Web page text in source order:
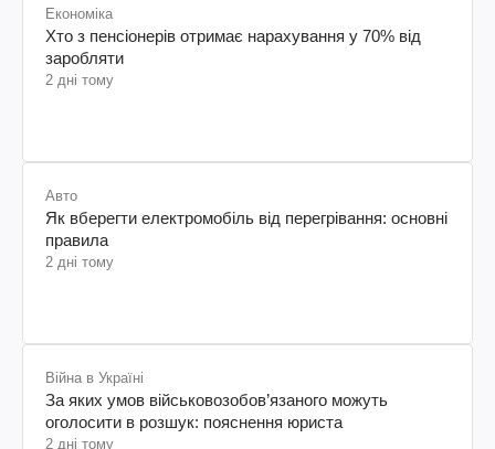
Економіка
Хто з пенсіонерів отримає нарахування у 70% від
заробляти
2 дні тому
Авто
Як вберегти електромобіль від перегрівання: основні
правила
2 дні тому
Війна в Україні
За яких умов військовозобов’язаного можуть
оголосити в розшук: пояснення юриста
2 дні тому